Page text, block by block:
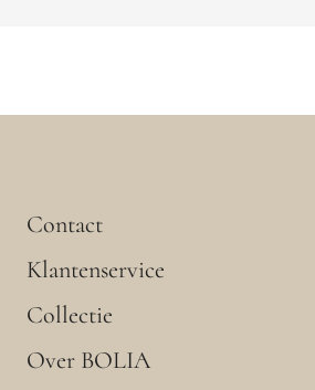
Contact
Klantenservice
Collectie
Over BOLIA